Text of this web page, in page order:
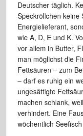
Deutscher täglich.
Speckröllchen keine
Energielieferant,
wie A, D, E und K.
vor allem in Butter,
man möglichst die
Fettsäuren – zum
– darf es ruhig ein
ungesättigte
machen schlank,
verhindert. Eine
wöchentlich